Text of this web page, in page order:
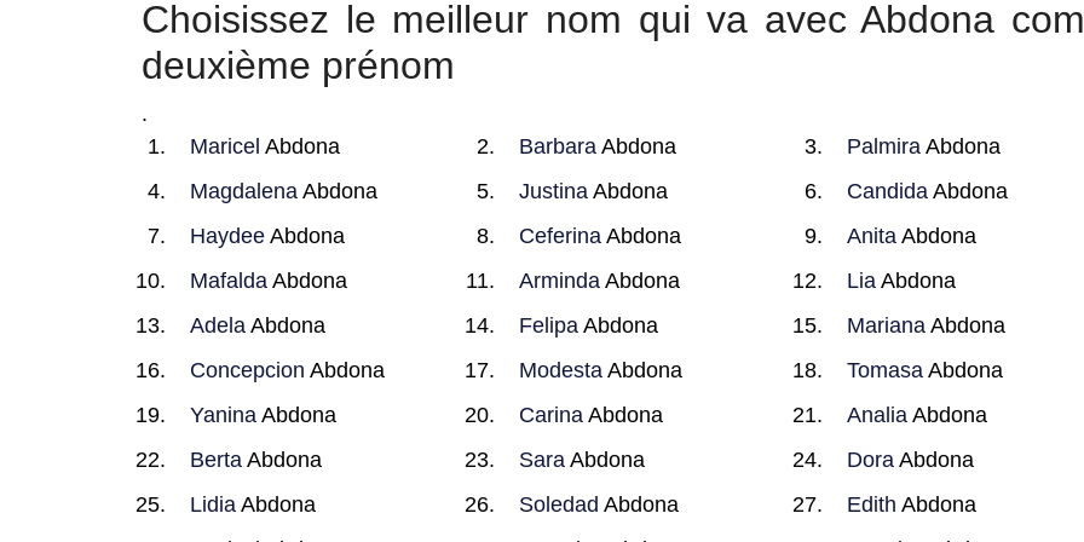
Choisissez le meilleur nom qui va avec Abdona
deuxième prénom
.
Maricel Abdona BarbaraAbdona Palmira Abdona
Magdalena Abdona JustinaAbdona Candida Abdona
Haydee Abdona CeferinaAbdona Anita Abdona
Mafalda Abdona ArmindaAbdona Lia Abdona
Adela Abdona FelipaAbdona Mariana Abdona
Concepcion Abdona ModestaAbdona Tomasa Abdona
Yanina Abdona CarinaAbdona Analia Abdona
Berta Abdona SaraAbdona Dora Abdona
Lidia Abdona Soledad Abdona Edith Abdona